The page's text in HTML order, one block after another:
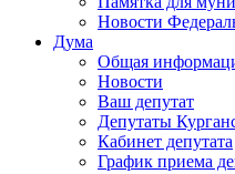
Новости
Дума
Общая
Новости
Ваш депутат
Депутаты
Кабинет депутата
График приема